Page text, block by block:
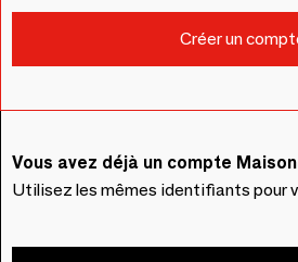
Vous avez déjà un compte
Utilisez les mêmes identifiants pour